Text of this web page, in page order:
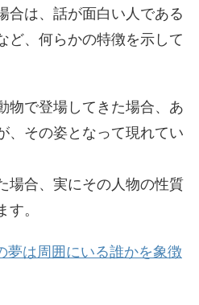
合は、話が面白い人である
ど、何らかの特徴を示して
物で登場してきた場合、あ
、その姿となって現れてい
場合、実にその人物の性質
。
夢は周囲にいる誰かを象徴